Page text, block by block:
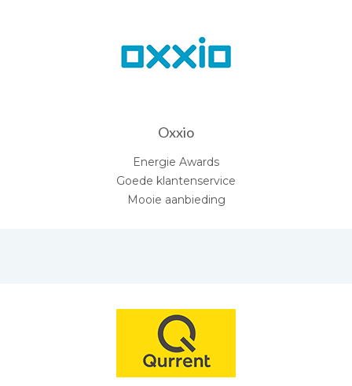
Oxxio
Energie Awards
Goede klantenservice
Mooie aanbieding